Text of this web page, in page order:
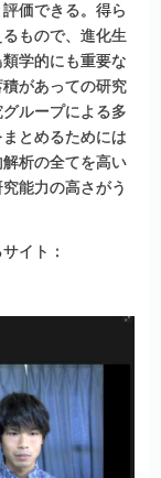
価できる。得ら
もので、進化生
学的にも重要な
があっての研究
ループによる多
とめるためには
析の全てを高い
能力の高さがう
イト：